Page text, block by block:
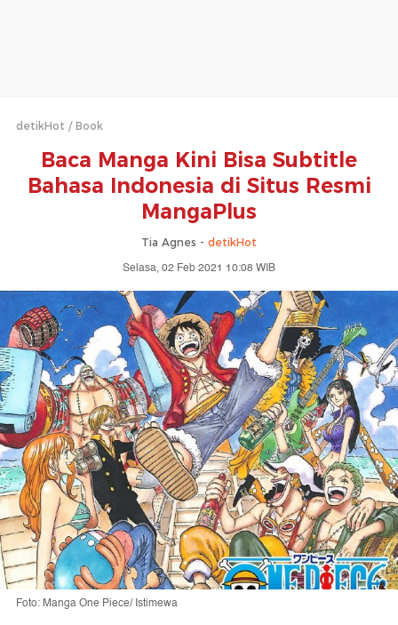
detikHot Book
Baca Manga Kini Bisa Subtitle
Bahasa Indonesia di Situs Resmi
MangaPlus
Tia Agnes - detikHot
Selasa, 02 Feb 2021 10:08 WIB
Foto: Manga One Piece/ Istimewa